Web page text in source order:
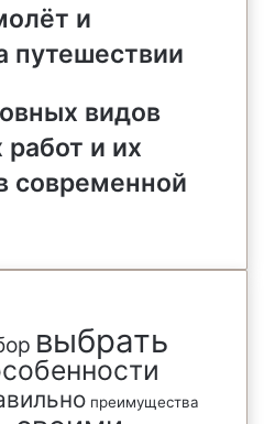
и
путешествии
видов
и их
современной
выбрать
преимущества